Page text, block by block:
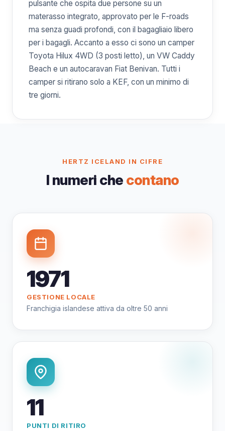
pulsante che ospita due persone su un
materasso integrato, approvato per le F-roads
ma senza guadi profondi, con il bagagliaio libero
per i bagagli. Accanto a esso ci sono un camper
Toyota Hilux 4WD (3 posti letto), un VW Caddy
Beach e un autocaravan Fiat Benivan. Tutti i
camper si ritirano solo a KEF, con un minimo di
tre giorni.
HERTZ ICELAND IN CIFRE
I numeri che contano
1971
GESTIONE LOCALE
Franchigia islandese attiva da oltre 50 anni
11
PUNTI DI RITIRO